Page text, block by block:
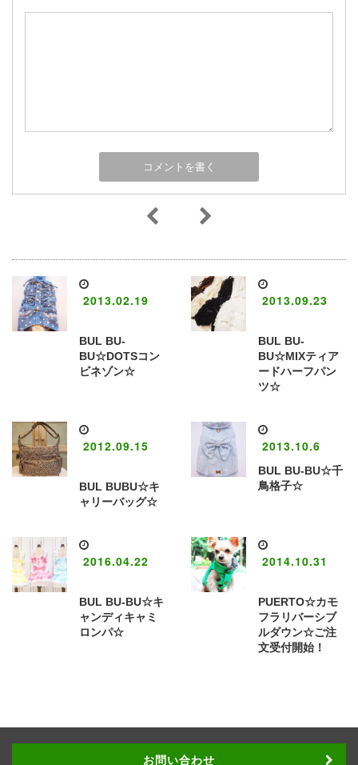
2013.02.19
BUL BU-
BU☆DOTSコン
ビネゾン☆
2013.09.23
BUL BU-
BU☆MIXティア
ードハーフパン
ツ☆
2012.09.15
BUL BUBU☆キ
ャリーバッグ☆
2013.10.6
BUL BU-BU☆千
鳥格子☆
2016.04.22
BUL BU-BU☆キ
ャンディキャミ
ロンパ☆
2014.10.31
PUERTO☆カモ
フラリバーシブ
ルダウン☆ご注
文受付開始！
お問い合わせ